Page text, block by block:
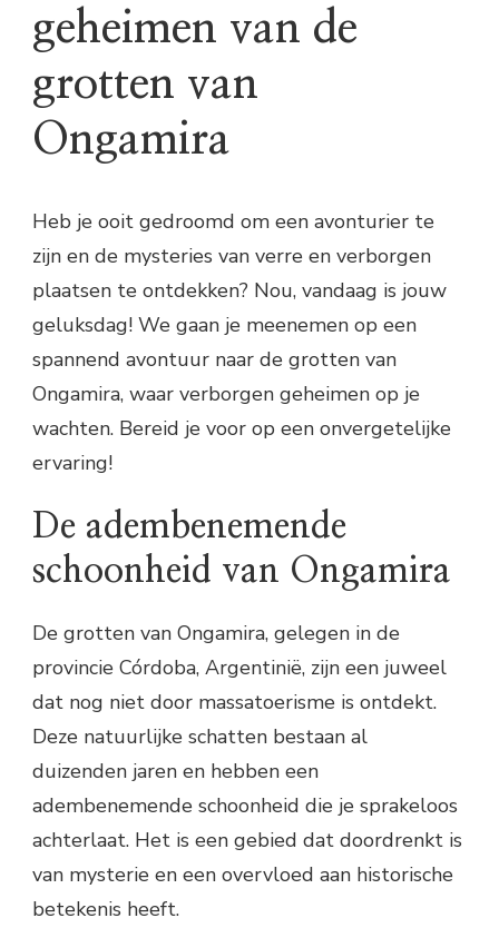
geheimen van de
grotten van
Ongamira
Heb je ooit gedroomd om een avonturier te
zijn en de mysteries van verre en verborgen
plaatsen te ontdekken? Nou, vandaag is jouw
geluksdag! We gaan je meenemen op een
spannend avontuur naar de grotten van
Ongamira, waar verborgen geheimen op je
wachten. Bereid je voor op een onvergetelijke
ervaring!
De adembenemende
schoonheid van Ongamira
De grotten van Ongamira, gelegen in de
provincie Córdoba, Argentinië, zijn een juweel
dat nog niet door massatoerisme is ontdekt.
Deze natuurlijke schatten bestaan al
duizenden jaren en hebben een
adembenemende schoonheid die je sprakeloos
achterlaat. Het is een gebied dat doordrenkt is
van mysterie en een overvloed aan historische
betekenis heeft.